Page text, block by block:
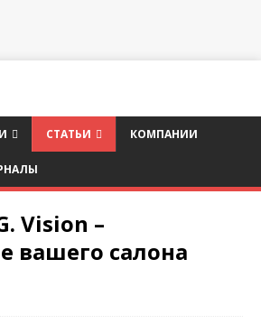
СТАТЬИ КОМПАНИИ
Vision –
вашего салона